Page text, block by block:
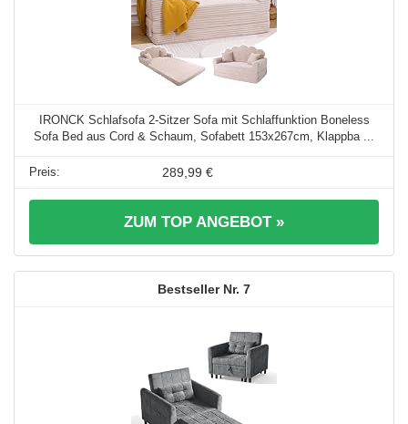
IRONCK Schlafsofa 2-Sitzer Sofa mit Schlaffunktion Boneless
Sofa Bed aus Cord & Schaum, Sofabett 153x267cm, Klappba ...
289,99 €
ZUM TOP ANGEBOT »
7